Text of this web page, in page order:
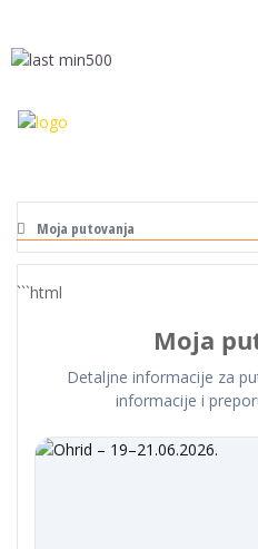
Moja putovanja
```html
Moja
Detaljne informacije za
informacije i